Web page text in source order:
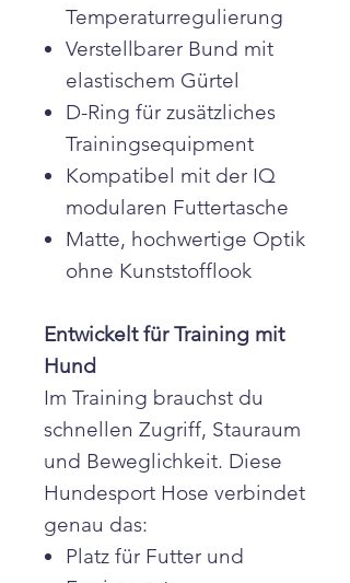
Temperaturregulierung
Verstellbarer Bund mit
elastischem Gürtel
D-Ring für zusätzliches
Trainingsequipment
Kompatibel mit der IQ
modularen Futtertasche
Matte, hochwertige Optik
ohne Kunststofflook
Entwickelt für Training mit
Hund
Im Training brauchst du
schnellen Zugriff, Stauraum
und Beweglichkeit. Diese
Hundesport Hose verbindet
genau das:
Platz für Futter und